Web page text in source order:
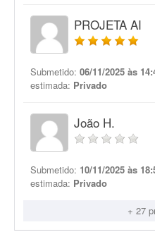
PROJETA AI
Submetido: 06/11/2025 às
estimada: Privado
João H.
Submetido: 10/11/2025 às
estimada: Privado
+ 27